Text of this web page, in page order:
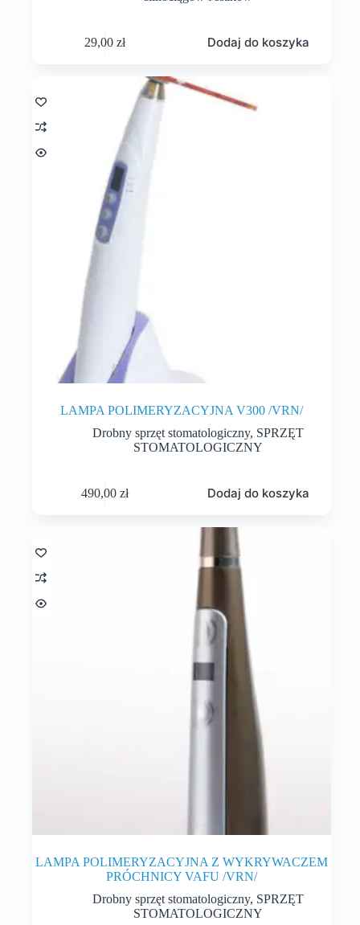
29,00zł Dodaj do koszyka
LAMPA POLIMERYZACYJNA V300 /VRN/
Drobny sprzęt stomatologiczny, SPRZĘT
STOMATOLOGICZNY
490,00zł Dodaj do koszyka
LAMPA POLIMERYZACYJNA Z WYKRYWACZEM
PRÓCHNICY VAFU /VRN/
Drobny sprzęt stomatologiczny, SPRZĘT
STOMATOLOGICZNY